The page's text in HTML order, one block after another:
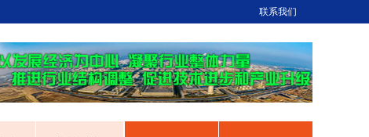
联系我们